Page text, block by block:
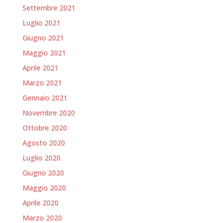
Settembre 2021
Luglio 2021
Giugno 2021
Maggio 2021
Aprile 2021
Marzo 2021
Gennaio 2021
Novembre 2020
Ottobre 2020
Agosto 2020
Luglio 2020
Giugno 2020
Maggio 2020
Aprile 2020
Marzo 2020